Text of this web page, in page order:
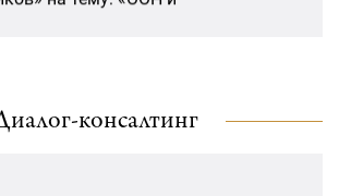
форум «Лорис Меликов»
консалтинг
деятельность при поддержке
ДИАЛОГ